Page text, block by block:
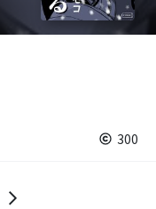
300